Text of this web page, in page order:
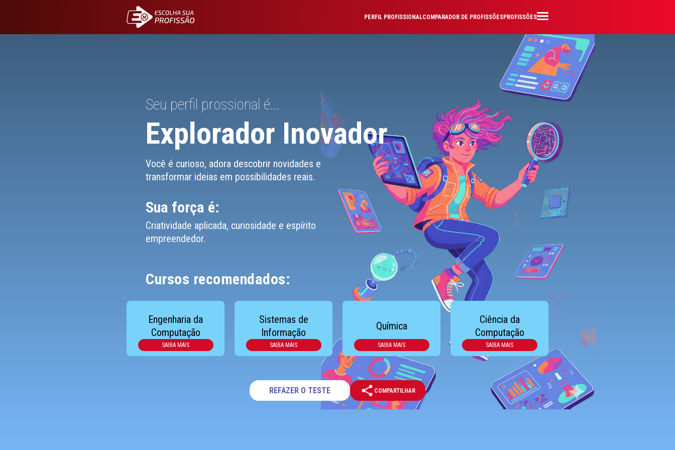
PERFIL PROFISSIONALCOMPARADOR DE PROFISSÕESPROFISSÕES
Seu perfil prossional é...
Explorador Inovador
Você é curioso, adora descobrir novidades e
transformar ideias em possibilidades reais.
Sua força é:
Criatividade aplicada, curiosidade e espírito
empreendedor.
Cursos recomendados:
Engenharia da
Computação
SAIBA MAIS
Sistemas de
Informação
SAIBA MAIS
Química
SAIBA MAIS
Ciência da
Computação
SAIBA MAIS
REFAZER O TESTE COMPARTILHAR